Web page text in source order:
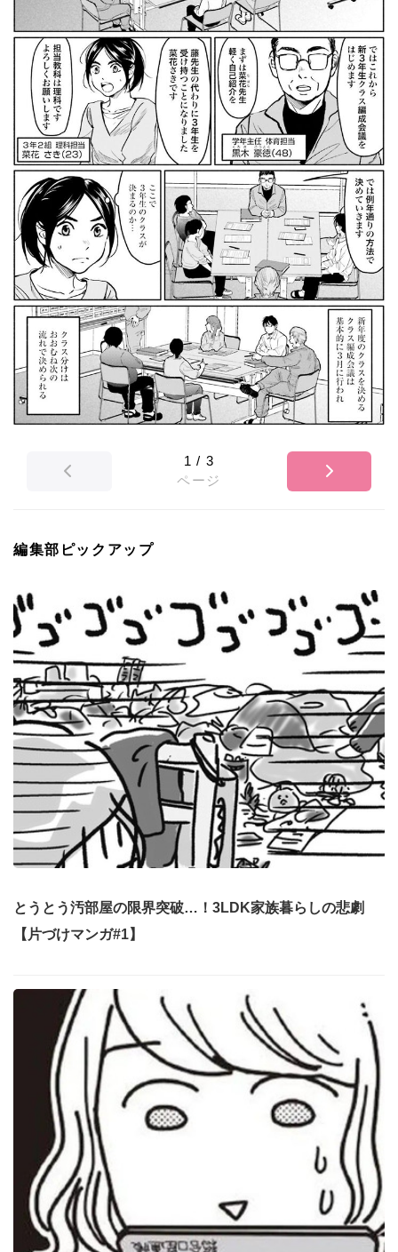
1 / 3
ページ
編集部ピックアップ
とうとう汚部屋の限界突破…！3LDK家族暮らしの悲劇
【片づけマンガ#1】